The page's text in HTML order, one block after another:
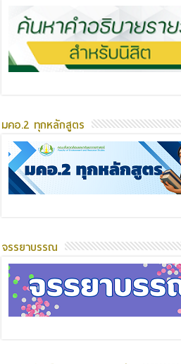
มคอ.2 ทุกหลักสูตร
จรรยาบรรณ